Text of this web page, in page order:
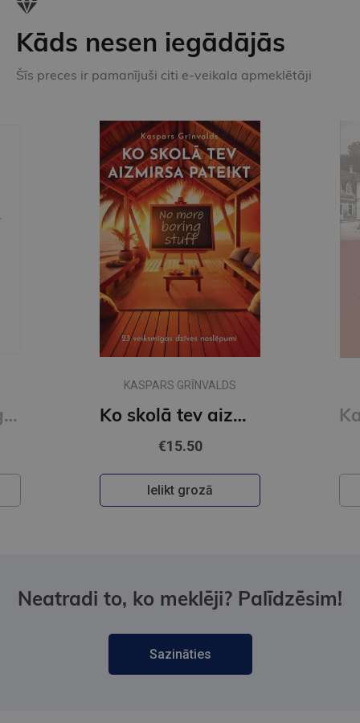
Kāds nesen iegādājās
Šīs preces ir pamanījuši citi e-veikala apmeklētāji
pateikt
Jaunums
ANDRIS GRĪNBERGS
Kaucmindes pakavs
€12.50
Ielikt grozā
Neatradi to, ko meklēji? Palīdzēsim!
Sazināties